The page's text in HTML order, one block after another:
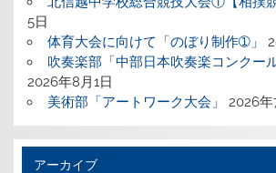
5日
体育大会に向けて「のぼり制作➀」
吹奏楽部「中部日本吹奏楽コンクー
2026年8月1日
美術部「アートワーク大会」
2026年
アーカイブ